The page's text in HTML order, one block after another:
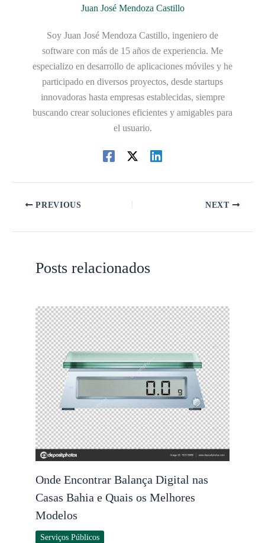
Juan José Mendoza Castillo
Soy Juan José Mendoza Castillo, ingeniero de
software con más de 15 años de experiencia. Me
especializo en desarrollo de aplicaciones móviles y he
participado en diversos proyectos, desde startups
innovadoras hasta empresas establecidas, siempre
buscando crear soluciones eficientes y amigables para
el usuario.
PREVIOUS NEXT
Posts relacionados
Onde Encontrar Balança Digital nas
Casas Bahia e Quais os Melhores
Modelos
Serviços Públicos